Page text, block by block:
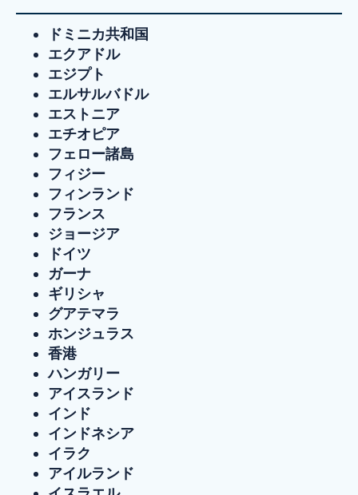
ドミニカ共和国
エクアドル
エジプト
エルサルバドル
エストニア
エチオピア
フェロー諸島
フィジー
フィンランド
フランス
ジョージア
ドイツ
ガーナ
ギリシャ
グアテマラ
ホンジュラス
香港
ハンガリー
アイスランド
インド
インドネシア
イラク
アイルランド